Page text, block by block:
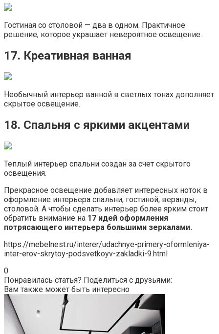
Гостиная со столовой — два в одном. Практичное
решение, которое украшает невероятное освещение.
17. Креативная ванная
Необычный интерьер ванной в светлых тонах дополняет
скрытое освещение.
18. Спальня с яркими акцентами
Теплый интерьер спальни создан за счет скрытого
освещения.
Прекрасное освещение добавляет интересных ноток в
оформление интерьера спальни, гостиной, веранды,
столовой. А чтобы сделать интерьер более ярким стоит
обратить внимание на 17 идей оформления
потрясающего интерьера большими зеркалами.
https://mebelnest.ru/interer/udachnye-primery-oformleniya-
inter-erov-skrytoy-podsvetkoyv-zakladki-9.html
0
Понравилась статья? Поделиться с друзьями:
Вам также может быть интересно